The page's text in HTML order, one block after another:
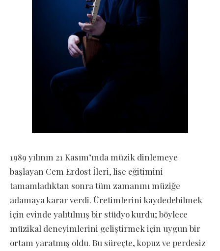
1989 yılının 21 Kasım’ında müzik dinlemeye
başlayan Cem Erdost İleri, lise eğitimini
tamamladıktan sonra tüm zamanını müziğe
adamaya karar verdi. Üretimlerini kaydedebilmek
için evinde yalıtılmış bir stüdyo kurdu; böylece
müzikal deneyimlerini geliştirmek için uygun bir
ortam yaratmış oldu. Bu süreçte, kopuz ve perdesiz